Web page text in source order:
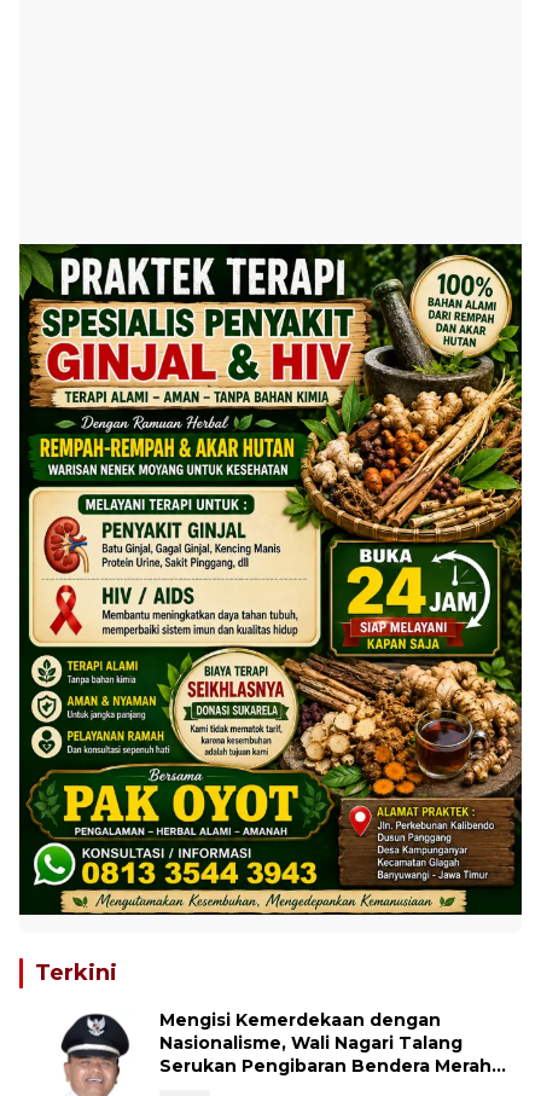
Terkini
Mengisi Kemerdekaan dengan
Nasionalisme, Wali Nagari Talang
Serukan Pengibaran Bendera Merah